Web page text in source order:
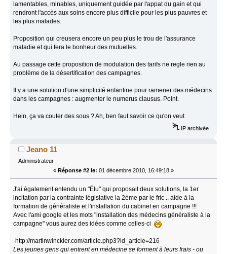
lamentables, minables, uniquement guidée par l'appat du gain et qui
rendront l'accès aux soins encore plus difficile pour les plus pauvres et
les plus malades.
Proposition qui creusera encore un peu plus le trou de l'assurance
maladie et qui fera le bonheur des mutuelles.
Au passage cette proposition de modulation des tarifs ne regle rien au
problème de la désertification des campagnes.
Il y a une solution d'une simplicité enfantine pour ramener des médecins
dans les campagnes : augmenter le numerus clausus. Point.
Hein, ça va couter des sous ? Ah, ben faut savoir ce qu'on veut
IP archivée
Jeano 11
Administrateur
« Réponse #2 le: 01 décembre 2010, 16:49:18 »
J'ai également entendu un "Élu" qui proposait deux solutions, la 1er
incitation par la contrainte législative la 2ème par le fric .. aide à la
formation de généraliste et l'installation du cabinet en campagne !!!
Avec l'ami google et les mots "installation des médecins généraliste à la
campagne" vous aurez des idées comme celles-ci
-http://martinwinckler.com/article.php3?id_article=216
Les jeunes gens qui entrent en médecine se forment à leurs frais - ou